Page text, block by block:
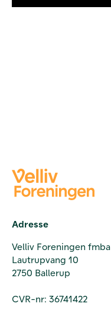
Adresse
Velliv Foreningen fmba
Lautrupvang 10
2750 Ballerup
CVR-nr: 36741422